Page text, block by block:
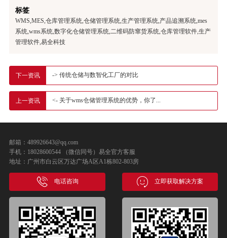
标签
WMS,MES,仓库管理系统,仓储管理系统,生产管理系统,产品追溯系统,mes
系统,wms系统,数字化仓储管理系统,二维码防窜货系统,仓库管理软件,生产
管理软件,易全科技
下一资讯 -> 传统仓储与数智化工厂的对比
上一资讯 <- 关于wms仓储管理系统的优势，你了...
邮箱：489926643@qq.com
手机：18028600544 （微信同号）易全官方客服
地址：广州市白云区万达广场A区A1栋802-803房
电话咨询 立即获取解决方案